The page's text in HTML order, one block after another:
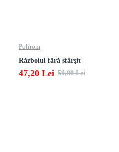
Polirom
Războiul fără sfârşit
47,20 Lei 59,00 Lei